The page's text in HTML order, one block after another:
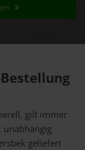
gilt immer
unabhängig
geliefert